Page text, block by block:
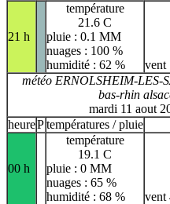
21 h
température
21.6 C
pluie : 0.1 MM
nuages : 100 %
humidité : 62 %
vent
météo ERNOLSHEIM-LES-
bas-rhin
mardi 11 aout
heurePtempératures / pluie
00 h
température
19.1 C
pluie : 0 MM
nuages : 65 %
humidité : 68 %
vent